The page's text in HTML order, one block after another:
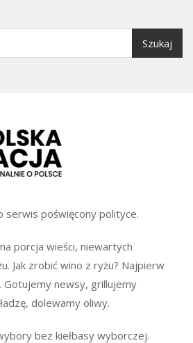
Szukaj
serwis poświęcony polityce.
porcja wieści, niewartych
Jak zrobić wino z ryżu? Najpierw
Gotujemy newsy, grillujemy
dolewamy oliwy.
bez kiełbasy wyborczej.